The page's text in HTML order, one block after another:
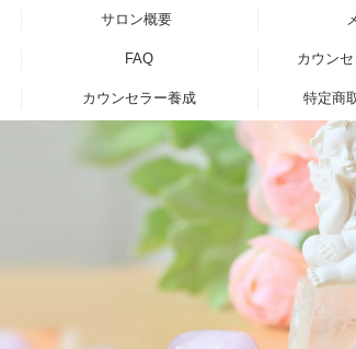
サロン概要
FAQ カウン
カウンセラー養成 特定商